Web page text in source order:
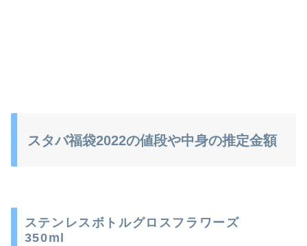
スタバ福袋2022の値段や中身の推定金額
ステンレスボトルグロスフラワーズ
350ml